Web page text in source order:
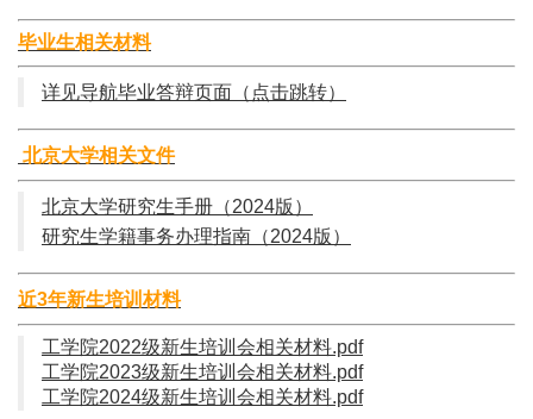
毕业生相关材料
详见导航毕业答辩页面 （点击跳转）
北京大学相关文件
北京大学研究生手册（2024版）
研究生学籍事务办理指南（2024版）
近3年新生培训材料
工学院2022级新生培训会相关材料.pdf
工学院2023级新生培训会相关材料.pdf
工学院2024级新生培训会相关材料.pdf